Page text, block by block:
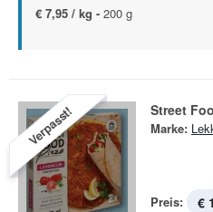
€ 7,95 / kg - 200 g
Verpasst! Street
Marke:
Preis: €